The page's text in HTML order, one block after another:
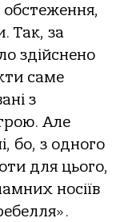
Так, за
здійснено
саме
з
Але
бо, з одного
для цього,
носіїв